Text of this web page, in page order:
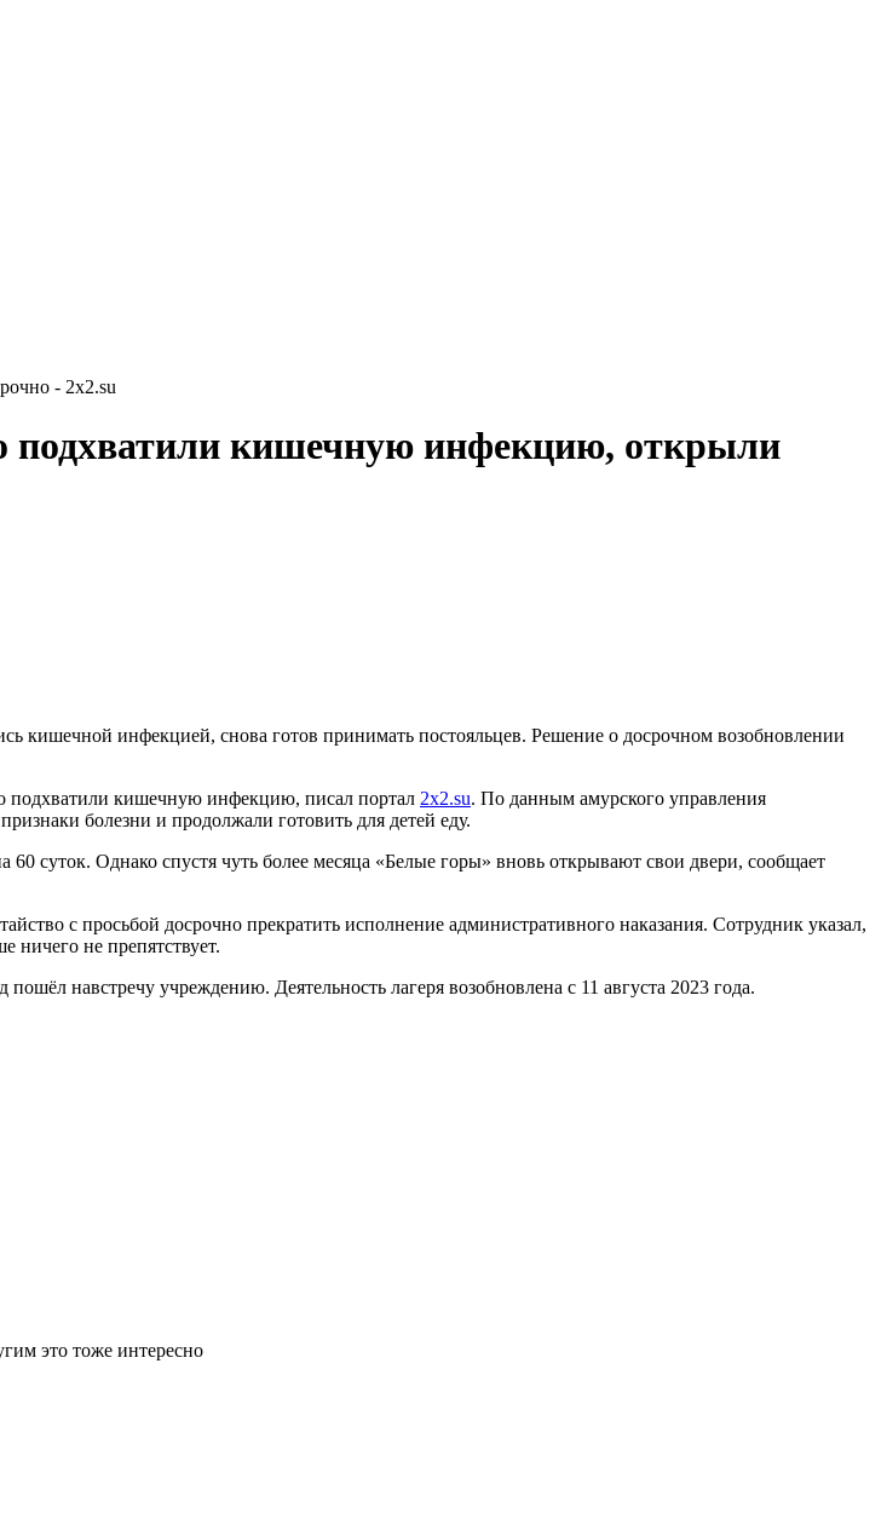
- 2x2.su
подхватили кишечную инфекцию, открыли
кишечной инфекцией, снова готов принимать постояльцев. Решение о досрочном возобновлении
подхватили кишечную инфекцию, писал портал 2x2.su. По данным амурского управления
болезни и продолжали готовить для детей еду.
суток. Однако спустя чуть более месяца «Белые горы» вновь открывают свои двери, сообщает
с просьбой досрочно прекратить исполнение административного наказания. Сотрудник указал,
ничего не препятствует.
навстречу учреждению. Деятельность лагеря возобновлена с 11 августа 2023 года.
это тоже интересно